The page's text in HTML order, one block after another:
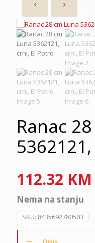
Ranac
112.32 KM
Nema na stanju
SKU: 8435692780503